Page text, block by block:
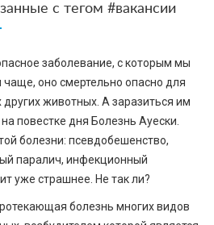
с тегом #вакансии
заболевание, с которым мы
оно смертельно опасно для
животных. А заразиться им
повестке дня Болезнь Ауески.
болезни: псевдобешенство,
паралич, инфекционный
уже страшнее. Не так ли?
болезнь многих видов